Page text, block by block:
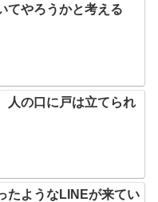
てやろうかと考える
人の口に戸は立てられ
たようなLINEが来てい